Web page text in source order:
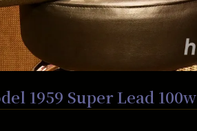
1959 Super Lead 100w